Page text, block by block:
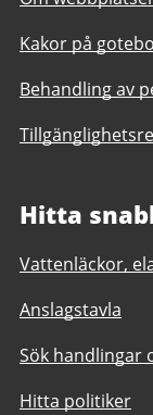
Kakor på
Behandling av
Hitta
Vattenläckor,
Anslagstavla
Sök handlingar
Hitta politiker